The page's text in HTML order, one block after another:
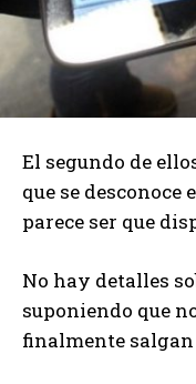
El segundo de
que se
parece ser que
No hay detalles
suponiendo que
finalmente